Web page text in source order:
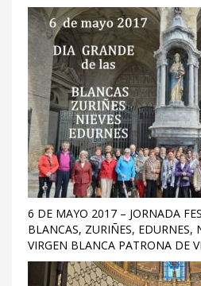
6 DE MAYO 2017 – JORNADA
BLANCAS, ZURIÑES, EDURNES,
VIRGEN BLANCA PATRONA DE